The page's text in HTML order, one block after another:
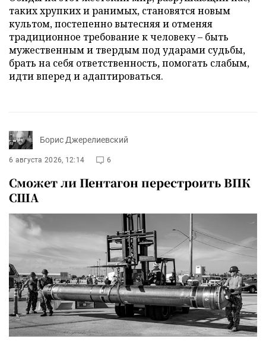
таких хрупких и ранимых, становятся новым
культом, постепенно вытесняя и отменяя
традиционное требование к человеку – быть
мужественным и твердым под ударами судьбы,
брать на себя ответственность, помогать слабым,
идти вперед и адаптироваться.
Борис Джерелиевский
6 августа 2026, 12:14 6
Сможет ли Пентагон перестроить ВПК
США